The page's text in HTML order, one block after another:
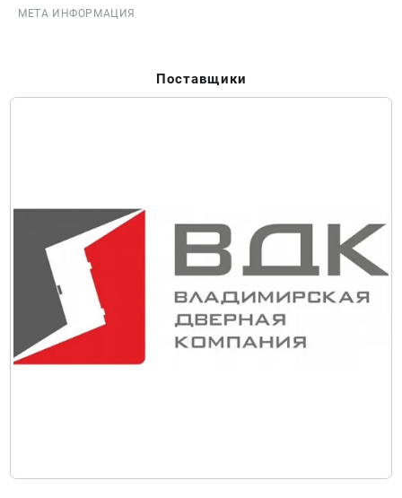
МЕТА ИНФОРМАЦИЯ
Поставщики